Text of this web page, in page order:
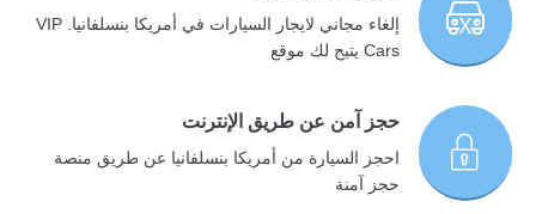
إلغاء مجاني لايجار السيارات في أمريكا بنسلفانيا. VIP
Cars يتيح لك موقع
حجز آمن عن طريق الإنترنت
احجز السيارة من أمريكا بنسلفانيا عن طريق منصة
حجز آمنة